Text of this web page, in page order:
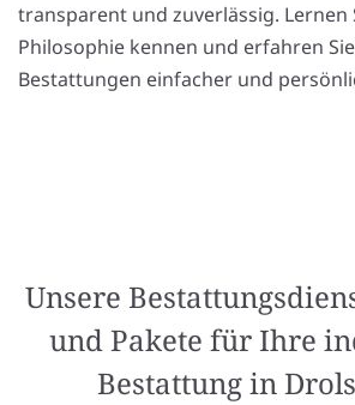
transparent und zuverlässig. Lernen
Philosophie kennen und erfahren
Bestattungen einfacher und
Unsere
und Pakete für Ihre
Bestattung in